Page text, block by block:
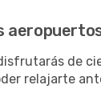
de
relajarte